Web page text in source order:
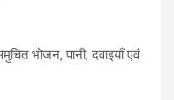
भोजन, पानी, दवाइयाँ एवं